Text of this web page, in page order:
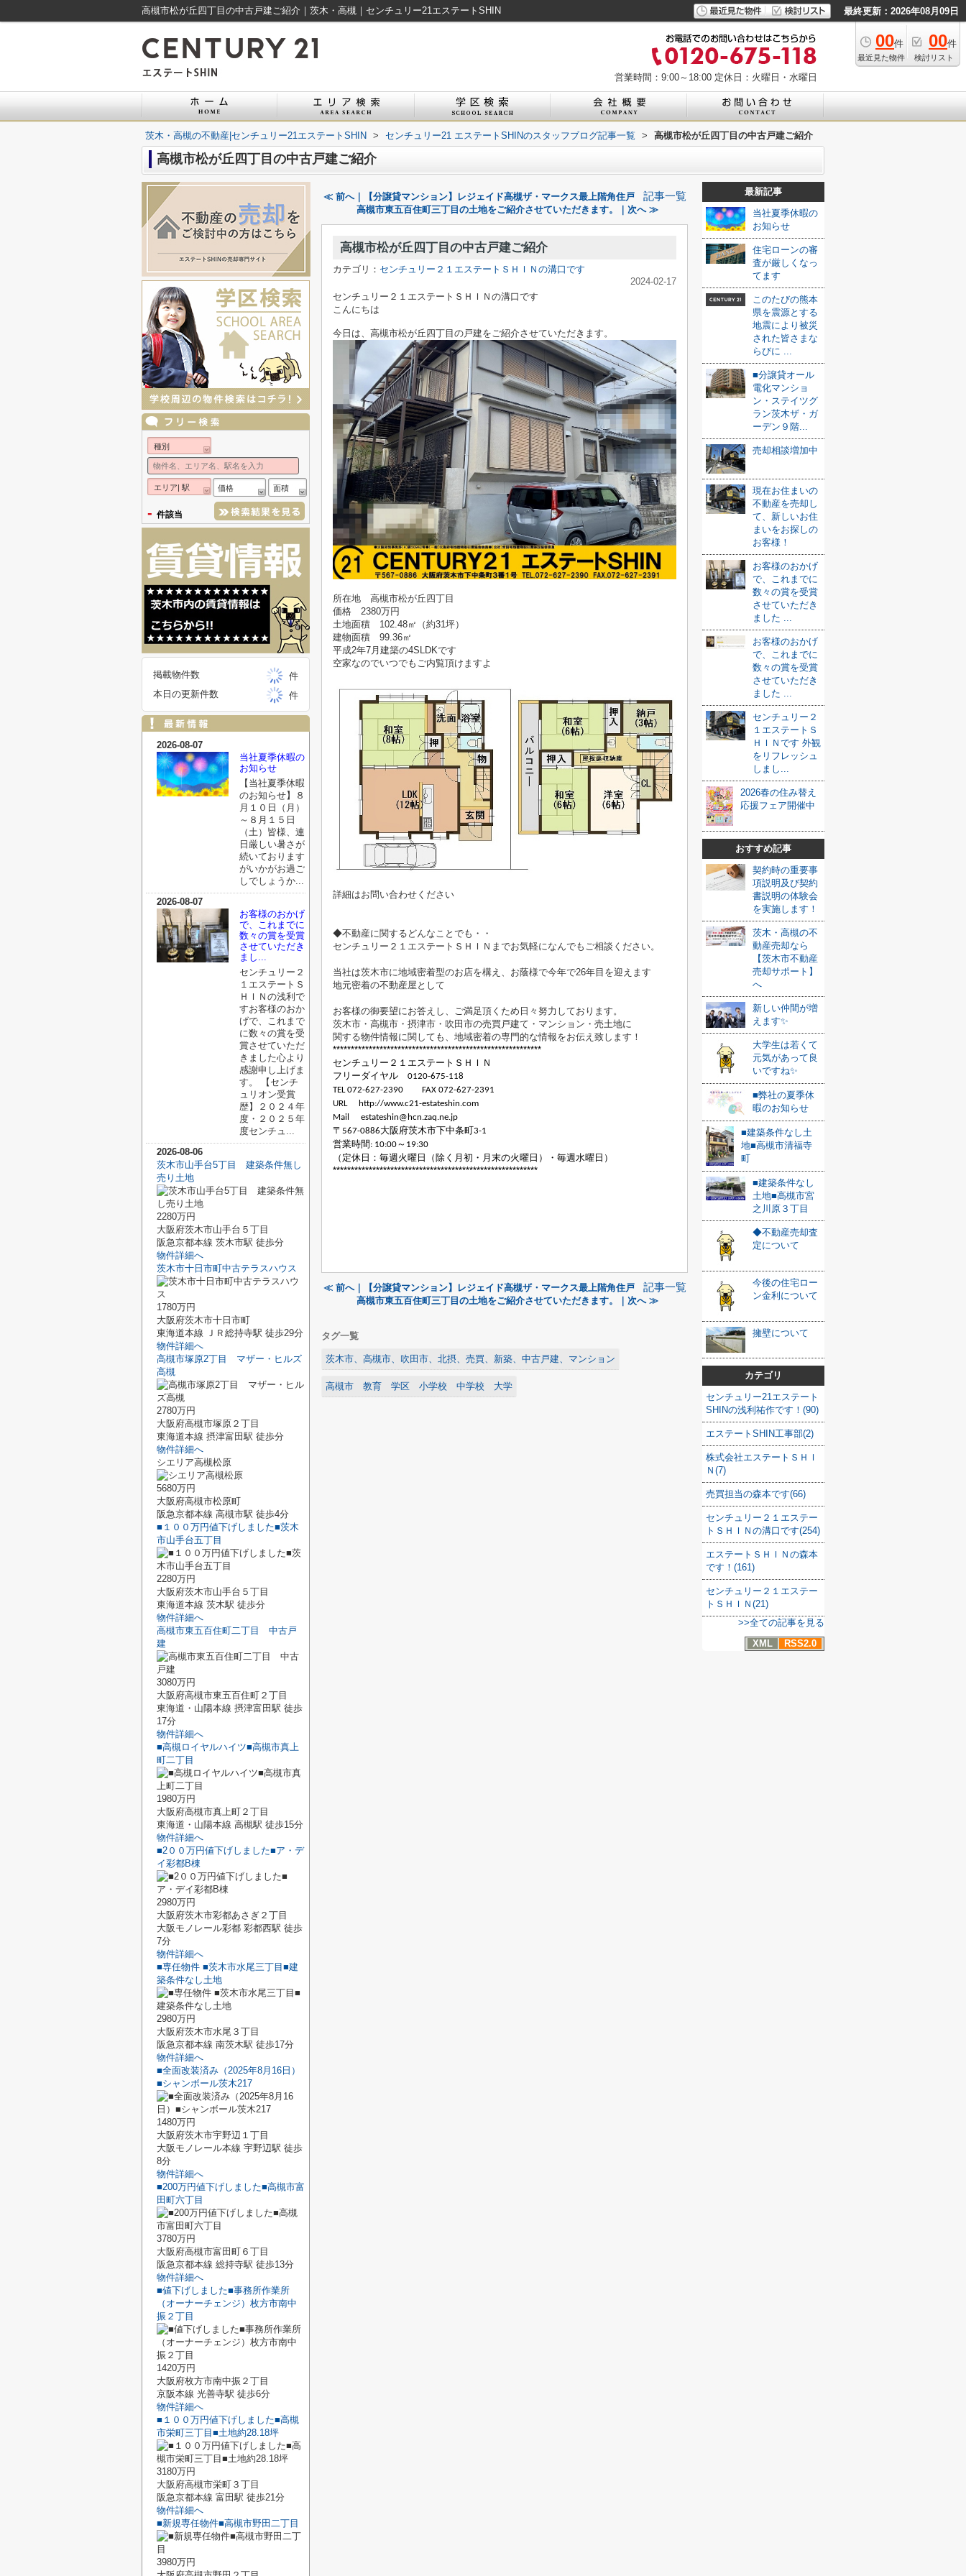
高槻市松が丘四丁目の中古戸建ご紹介｜茨木・高槻｜センチュリー21エステートSHIN 最終更新：2026年08月09日
00件
最近見た物件
00件
検討リスト
営業時間：9:00～18:00 定休日：火曜日・水曜日
茨木・高槻の不動産|センチュリー21エステートSHIN > センチュリー21 エステートSHINのスタッフブログ記事一覧 > 高槻市松が丘四丁目の中古戸建ご紹介
高槻市松が丘四丁目の中古戸建ご紹介
≪ 前へ｜【分譲貸マンション】レジェイド高槻ザ・マークス最上階角住戸 記事一覧
高槻市東五百住町三丁目の土地をご紹介させていただきます。｜次へ ≫
高槻市松が丘四丁目の中古戸建ご紹介
カテゴリ： センチュリー２１エステートＳＨＩＮの溝口です
2024-02-17
センチュリー２１エステートＳＨＩＮの溝口です
こんにちは
今日は、高槻市松が丘四丁目の戸建をご紹介させていただきます。
所在地 高槻市松が丘四丁目
価格 2380万円
土地面積 102.48㎡（約31坪）
建物面積 99.36㎡
平成2年7月建築の4SLDKです
空家なのでいつでもご内覧頂けますよ
詳細はお問い合わせください
◆不動産に関するどんなことでも・・
センチュリー２１エステートＳＨＩＮまでお気軽になんでもご相談ください。
当社は茨木市に地域密着型のお店を構え、お蔭様で今年で26年目を迎えます
地元密着の不動産屋として
お客様の御要望にお答えし、ご満足頂くため日々努力しております。
茨木市・高槻市・摂津市・吹田市の売買戸建て・マンション・売土地に
関する物件情報に関しても、地域密着の専門的な情報をお伝え致します！
**********************************************************
センチュリー２１エステートＳＨＩＮ
フリーダイヤル 0120-675-118
TEL 072-627-2390
FAX 072-627-2391
URL
http://www.c21-estateshin.com
Mail
estateshin@hcn.zaq.ne.jp
〒 567-0886大阪府茨木市下中条町3-1
営業時間: 10:00～ 19:30
（定休日：毎週火曜日（除く月初・月末の火曜日）・毎週水曜日）
*********************************************************
≪ 前へ｜【分譲貸マンション】レジェイド高槻ザ・マークス最上階角住戸 記事一覧
高槻市東五百住町三丁目の土地をご紹介させていただきます。｜次へ ≫
タグ一覧
茨木市、高槻市、吹田市、北摂、売買、新築、中古戸建、マンション
高槻市 教育 学区 小学校 中学校 大学
最新記事
当社夏季休暇の
お知らせ
住宅ローンの審
査が厳しくなっ
てます
このたびの熊本
県を震源とする
地震により被災
された皆さまな
らびに ...
■分譲貸オール
電化マンショ
ン・ステイツグ
ラン茨木ザ・ガ
ーデン９階...
売却相談増加中
現在お住まいの
不動産を売却し
て、新しいお住
まいをお探しの
お客様！
お客様のおかげ
で、これまでに
数々の賞を受賞
させていただき
ました ...
お客様のおかげ
で、これまでに
数々の賞を受賞
させていただき
ました ...
センチュリー２
１エステートＳ
ＨＩＮです 外観
をリフレッシュ
しまし...
2026春の住み替え
応援フェア開催中
おすすめ記事
契約時の重要事
項説明及び契約
書説明の体験会
を実施します！
茨木・高槻の不
動産売却なら
【茨木市不動産
売却サポート】
へ
新しい仲間が増
えます✨
大学生は若くて
元気があって良
いですね✨
■弊社の夏季休
暇のお知らせ
■建築条件なし土
地■高槻市清福寺
町
■建築条件なし
土地■高槻市宮
之川原３丁目
◆不動産売却査
定について
今後の住宅ロー
ン金利について
擁壁について
カテゴリ
センチュリー21エステート
SHINの浅利祐作です！(90)
エステートSHIN工事部(2)
株式会社エステートＳＨＩ
Ｎ(7)
売買担当の森本です(66)
センチュリー２１エステー
トＳＨＩＮの溝口です(254)
エステートＳＨＩＮの森本
です！(161)
センチュリー２１エステー
トＳＨＩＮ(21)
>>全ての記事を見る
XML
RSS2.0
種別
エリア| 駅 価格 面積
- 件該当
掲載物件数
件
本日の更新件数
件
2026-08-07
当社夏季休暇の
お知らせ
【当社夏季休暇
のお知らせ】８
月１０日（月）
～８月１５日
（土）皆様、連
日厳しい暑さが
続いております
がいかがお過ご
しでしょうか...
2026-08-07
お客様のおかげ
で、これまでに
数々の賞を受賞
させていただき
まし...
センチュリー２
１エステートＳ
ＨＩＮの浅利で
すお客様のおか
げで、これまで
に数々の賞を受
賞させていただ
きました心より
感謝申し上げま
す。 【センチ
ュリオン受賞
歴】２０２４年
度・２０２５年
度センチュ...
2026-08-06
茨木市山手台5丁目 建築条件無し
売り土地
2280万円
大阪府茨木市山手台５丁目
阪急京都本線 茨木市駅 徒歩分
物件詳細へ
茨木市十日市町中古テラスハウス
1780万円
大阪府茨木市十日市町
東海道本線 ＪＲ総持寺駅 徒歩29分
物件詳細へ
高槻市塚原2丁目 マザー・ヒルズ
高槻
2780万円
大阪府高槻市塚原２丁目
東海道本線 摂津富田駅 徒歩分
物件詳細へ
シエリア高槻松原
5680万円
大阪府高槻市松原町
阪急京都本線 高槻市駅 徒歩4分
■１００万円値下げしました■茨木
市山手台五丁目
2280万円
大阪府茨木市山手台５丁目
東海道本線 茨木駅 徒歩分
物件詳細へ
高槻市東五百住町二丁目 中古戸
建
3080万円
大阪府高槻市東五百住町２丁目
東海道・山陽本線 摂津富田駅 徒歩
17分
物件詳細へ
■高槻ロイヤルハイツ■高槻市真上
町二丁目
1980万円
大阪府高槻市真上町２丁目
東海道・山陽本線 高槻駅 徒歩15分
物件詳細へ
■2００万円値下げしました■ア・デ
イ彩都B棟
2980万円
大阪府茨木市彩都あさぎ２丁目
大阪モノレール彩都 彩都西駅 徒歩
7分
物件詳細へ
■専任物件 ■茨木市水尾三丁目■建
築条件なし土地
2980万円
大阪府茨木市水尾３丁目
阪急京都本線 南茨木駅 徒歩17分
物件詳細へ
■全面改装済み（2025年8月16日）
■シャンボール茨木217
1480万円
大阪府茨木市宇野辺１丁目
大阪モノレール本線 宇野辺駅 徒歩
8分
物件詳細へ
■200万円値下げしました■高槻市富
田町六丁目
3780万円
大阪府高槻市富田町６丁目
阪急京都本線 総持寺駅 徒歩13分
物件詳細へ
■値下げしました■事務所作業所
（オーナーチェンジ）枚方市南中
振２丁目
1420万円
大阪府枚方市南中振２丁目
京阪本線 光善寺駅 徒歩6分
物件詳細へ
■１００万円値下げしました■高槻
市栄町三丁目■土地約28.18坪
3180万円
大阪府高槻市栄町３丁目
阪急京都本線 富田駅 徒歩21分
物件詳細へ
■新規専任物件■高槻市野田二丁目
3980万円